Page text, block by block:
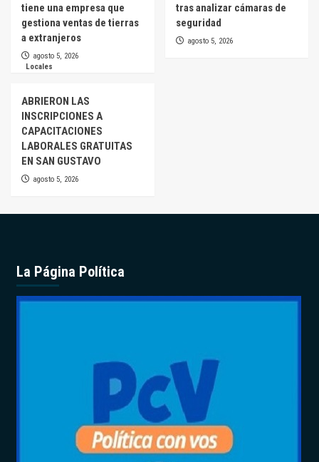
tiene una empresa que
gestiona ventas de tierras
a extranjeros
agosto 5, 2026
tras analizar cámaras de
seguridad
agosto 5, 2026
Locales
ABRIERON LAS
INSCRIPCIONES A
CAPACITACIONES
LABORALES GRATUITAS
EN SAN GUSTAVO
agosto 5, 2026
La Página Política